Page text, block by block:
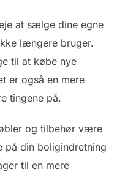
at sælge dine egne
længere bruger.
til at købe nye
er også en mere
tingene på.
og tilbehør være
på din boligindretning
til en mere